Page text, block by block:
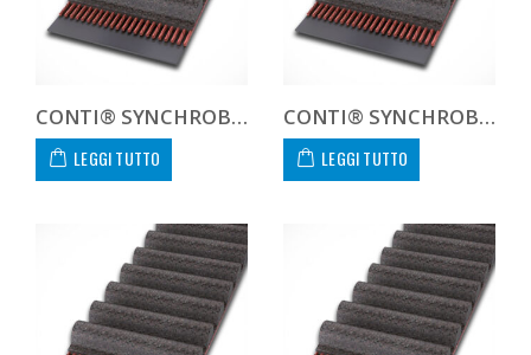
CONTI® SYNCHROBELT 725H300
LEGGI TUTTO
CONTI® SYNCHROBELT 730H300
LEGGI TUTTO